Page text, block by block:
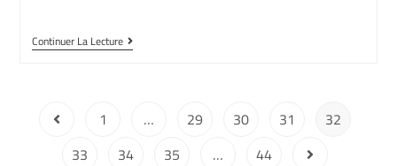
Continuer La Lecture
1 … 29 30 31
32
33
34 35 … 44